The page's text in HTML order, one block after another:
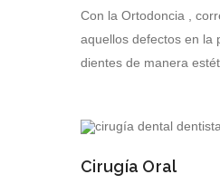
Con la Ortodoncia ,
aquellos defectos en la
dientes de manera
Cirugía Oral